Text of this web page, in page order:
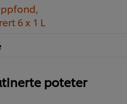
6 x 1 L
poteter